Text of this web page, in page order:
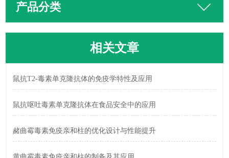
产品分类
相关文章
鼠抗T2-毒素单克隆抗体的免疫学特性及应用
鼠抗呕吐毒素单克隆抗体在食品安全中的应用
赭曲霉毒素免疫亲和柱的优化设计与性能提升